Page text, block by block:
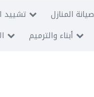
تشييد صيانة المنازل
أبناء والترميم